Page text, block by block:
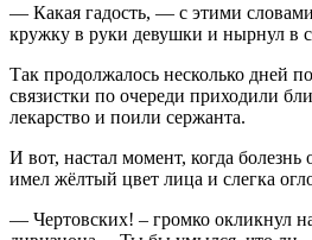
— Какая гадость, — с этими
кружку в руки девушки и нырнул в
Так продолжалось несколько дней
связистки по очереди приходили
лекарство и поили сержанта.
И вот, настал момент, когда
имел жёлтый цвет лица и слегка
— Чертовских! – громко окликнул